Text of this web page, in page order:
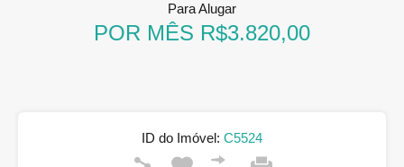
Para Alugar
POR MÊS R$3.820,00
ID do Imóvel: C5524